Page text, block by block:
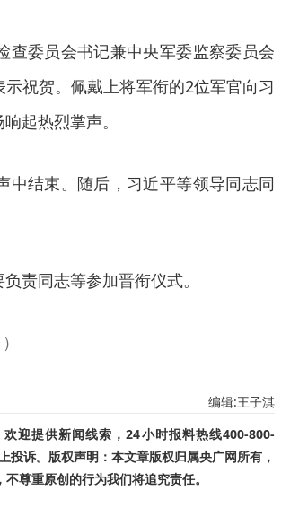
查委员会书记兼中央军委监察委员会
祝贺。佩戴上将军衔的2位军官向习
起热烈掌声。
中结束。随后，习近平等领导同志同
责同志等参加晋衔仪式。
编辑:王子淇
迎提供新闻线索，24小时报料热线400-800-
投诉。版权声明：本文章版权归属央广网所有，
尊重原创的行为我们将追究责任。